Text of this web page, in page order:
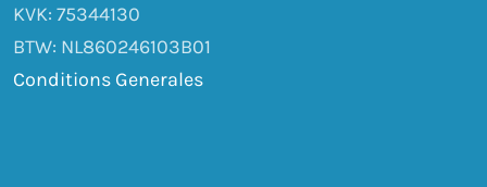
KVK: 75344130
BTW: NL860246103B01
Conditions Generales